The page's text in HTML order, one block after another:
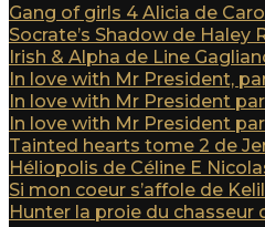
Gang of girls 4 Alicia de
Socrate’s Shadow de Haley
Irish & Alpha de Line
In love with Mr President,
In love with Mr President
In love with Mr President
Tainted hearts tome 2 de
Héliopolis de Céline E
Si mon coeur s’affole de
Hunter la proie du chasseur